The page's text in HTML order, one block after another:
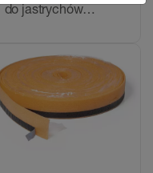
do jastrychów